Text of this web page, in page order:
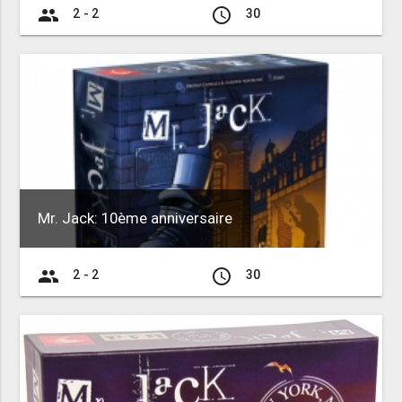
group 2 - 2 access_time 30
Mr. Jack: 10ème anniversaire
group 2 - 2 access_time 30